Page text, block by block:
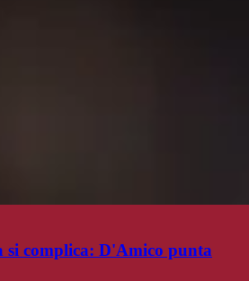
si complica: D'Amico punta